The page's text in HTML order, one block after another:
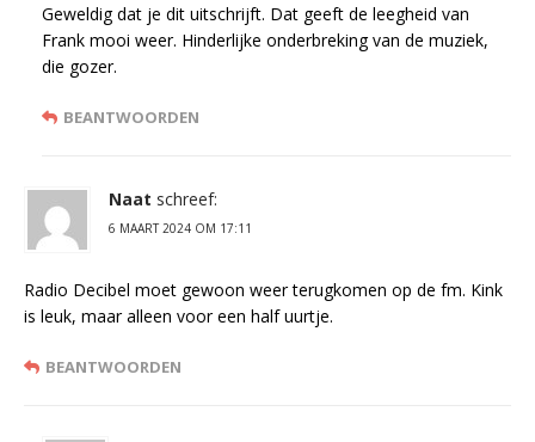
Geweldig dat je dit uitschrijft. Dat geeft de leegheid van
Frank mooi weer. Hinderlijke onderbreking van de muziek,
die gozer.
BEANTWOORDEN
Naat schreef:
6 MAART 2024 OM 17:11
Radio Decibel moet gewoon weer terugkomen op de fm. Kink
is leuk, maar alleen voor een half uurtje.
BEANTWOORDEN